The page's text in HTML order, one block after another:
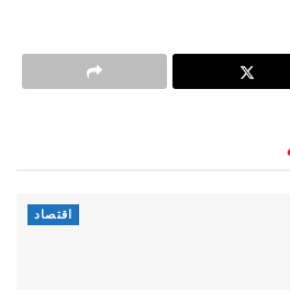
اقتصاد